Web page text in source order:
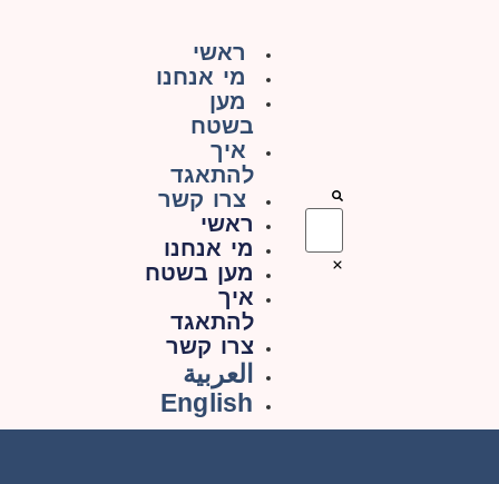
ראשי
מי אנחנו
מען
בשטח
איך
להתאגד
צרו קשר
ראשי
מי אנחנו
מען בשטח
איך
להתאגד
צרו קשר
العربية
English